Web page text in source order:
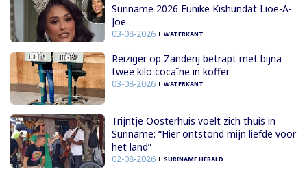
Suriname 2026 Eunike Kishundat Lioe-A-
Joe
03-08-2026 WATERKANT
Reiziger op Zanderij betrapt met bijna
twee kilo cocaïne in koffer
03-08-2026 WATERKANT
Trijntje Oosterhuis voelt zich thuis in
Suriname: “Hier ontstond mijn liefde voor
het land”
02-08-2026 SURINAME HERALD